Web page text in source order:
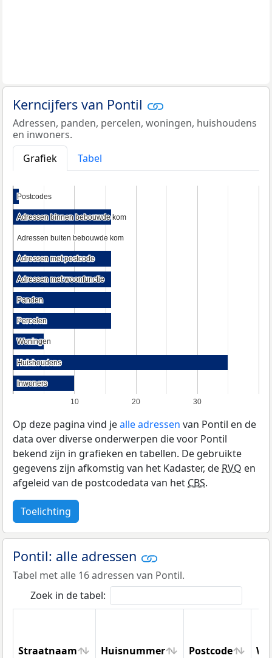
Kerncijfers van Pontil
Adressen, panden, percelen, woningen, huishoudens
en inwoners.
Grafiek
Tabel
10 20 30
Postcodes
Postcodes
Adressen binnen bebouwde kom
Adressen binnen bebouwde kom
Adressen buiten bebouwde kom
Adressen buiten bebouwde kom
Adressen met postcode
Adressen met postcode
Adressen met woonfunctie
Adressen met woonfunctie
Panden
Panden
Percelen
Percelen
Woningen
Woningen
Huishoudens
Huishoudens
Inwoners
Inwoners
Op deze pagina vind jealle adressen van Pontil en de
data over diverse onderwerpen die voor Pontil
bekend zijn in grafieken en tabellen. De gebruikte
gegevens zijn afkomstig van het Kadaster, deRVO en
afgeleid van de postcodedata van hetCBS.
Toelichting
Pontil: alle adressen
Tabel met alle 16 adressen van Pontil.
Zoek in de tabel:
Straatnaam Huisnummer Postcode